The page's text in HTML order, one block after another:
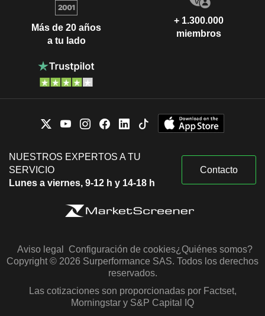
Más de 20 años
a tu lado
+ 1.300.000
miembros
NUESTROS EXPERTOS A TU
SERVICIO
Lunes a viernes, 9-12 h y 14-18 h
Contacto
Aviso legal Configuración de cookies¿Quiénes somos?
Copyright © 2026 Surperformance SAS. Todos los derechos
reservados.
Las cotizaciones son proporcionadas por Factset,
Morningstar y S&P Capital IQ